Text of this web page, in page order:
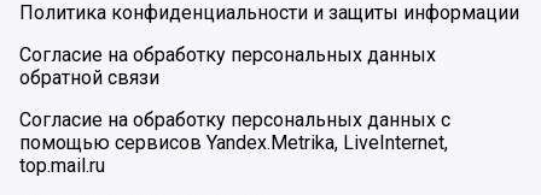
Политика конфиденциальности и защиты информации
Согласие на обработку персональных данных
обратной связи
Согласие на обработку персональных данных с
помощью сервисов Yandex.Metrika, LiveInternet,
top.mail.ru